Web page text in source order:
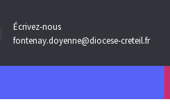
Écrivez-nous
fontenay.doyenne@diocese-creteil.fr